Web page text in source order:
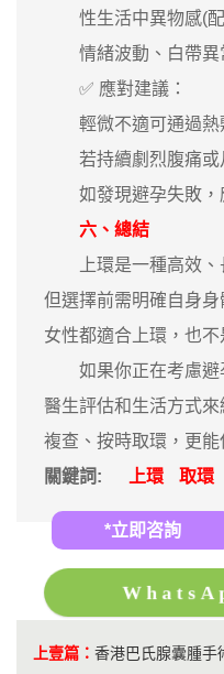
性生活中異物感(配
情緒波動、白帶異
✅ 應對建議：
輕微不適可通過熱
若持續劇烈腹痛或
如發現避孕失敗，
六、總結
上環是一種高效、
但選擇前需明確自身
女性都適合上環，也不
如果你正在考慮避
醫生評估和生活方式
複查、按時取環，更能
關鍵詞:
上環 取環
*立即咨詢
上壹篇： 香港巴氏腺囊腫手